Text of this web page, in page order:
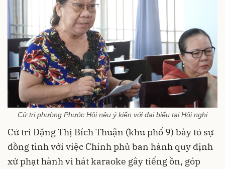
Cử tri phường Phước Hội nêu ý kiến với đại biểu tại Hội nghị
Cử tri Đặng Thị Bích Thuận (khu phố 9) bày tỏ sự
đồng tình với việc Chính phủ ban hành quy định
xử phạt hành vi hát karaoke gây tiếng ồn, góp